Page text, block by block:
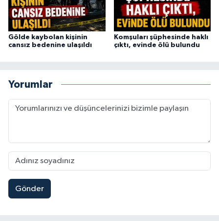
Gölde kaybolan kişinin
cansız bedenine ulaşıldı
Komşuları şüphesinde haklı
çıktı, evinde ölü bulundu
Yorumlar
Gönder